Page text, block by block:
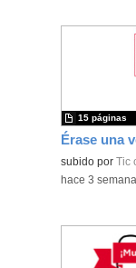
subido por Tic
15 páginas
-hace 3